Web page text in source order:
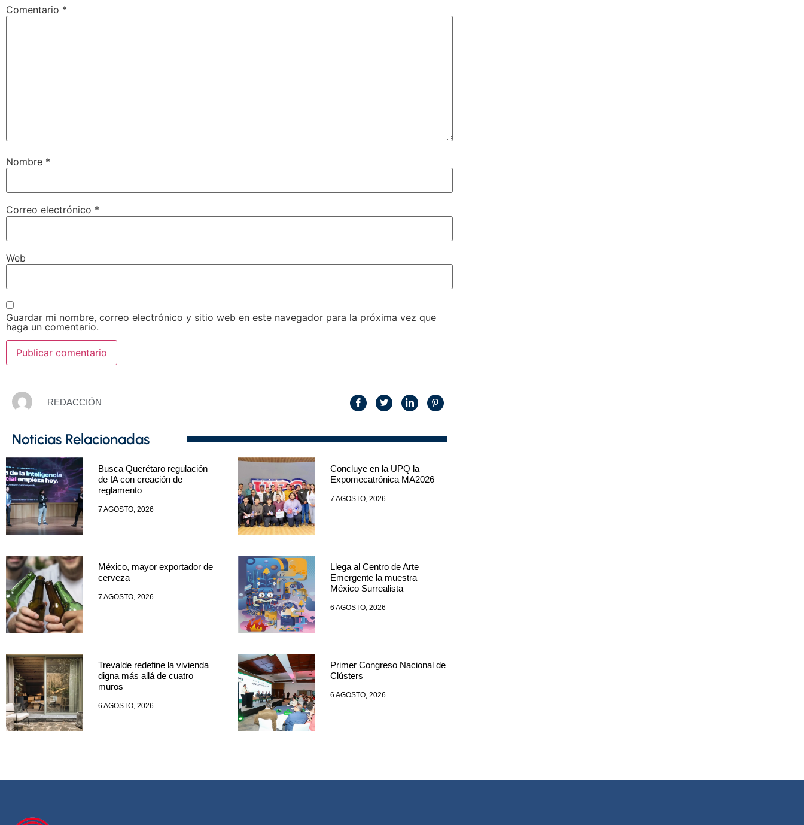
Comentario *
Nombre *
Correo electrónico *
Web
Guardar mi nombre, correo electrónico y sitio web en este navegador para la próxima vez que
haga un comentario.
REDACCIÓN
Noticias Relacionadas
Busca Querétaro regulación
de IA con creación de
reglamento
7 AGOSTO, 2026
Concluye en la UPQ la
Expomecatrónica MA2026
7 AGOSTO, 2026
México, mayor exportador de
cerveza
7 AGOSTO, 2026
Llega al Centro de Arte
Emergente la muestra
México Surrealista
6 AGOSTO, 2026
Trevalde redefine la vivienda
digna más allá de cuatro
muros
6 AGOSTO, 2026
Primer Congreso Nacional de
Clústers
6 AGOSTO, 2026